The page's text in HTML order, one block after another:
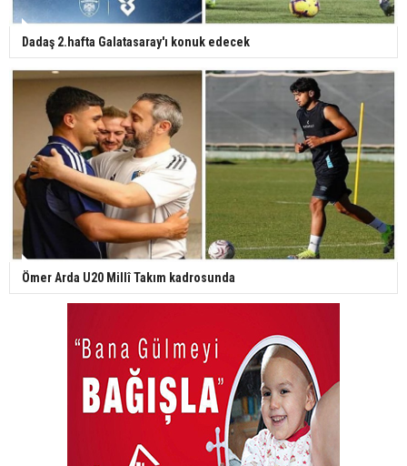
Dadaş 2.hafta Galatasaray'ı konuk edecek
Ömer Arda U20 Millî Takım kadrosunda